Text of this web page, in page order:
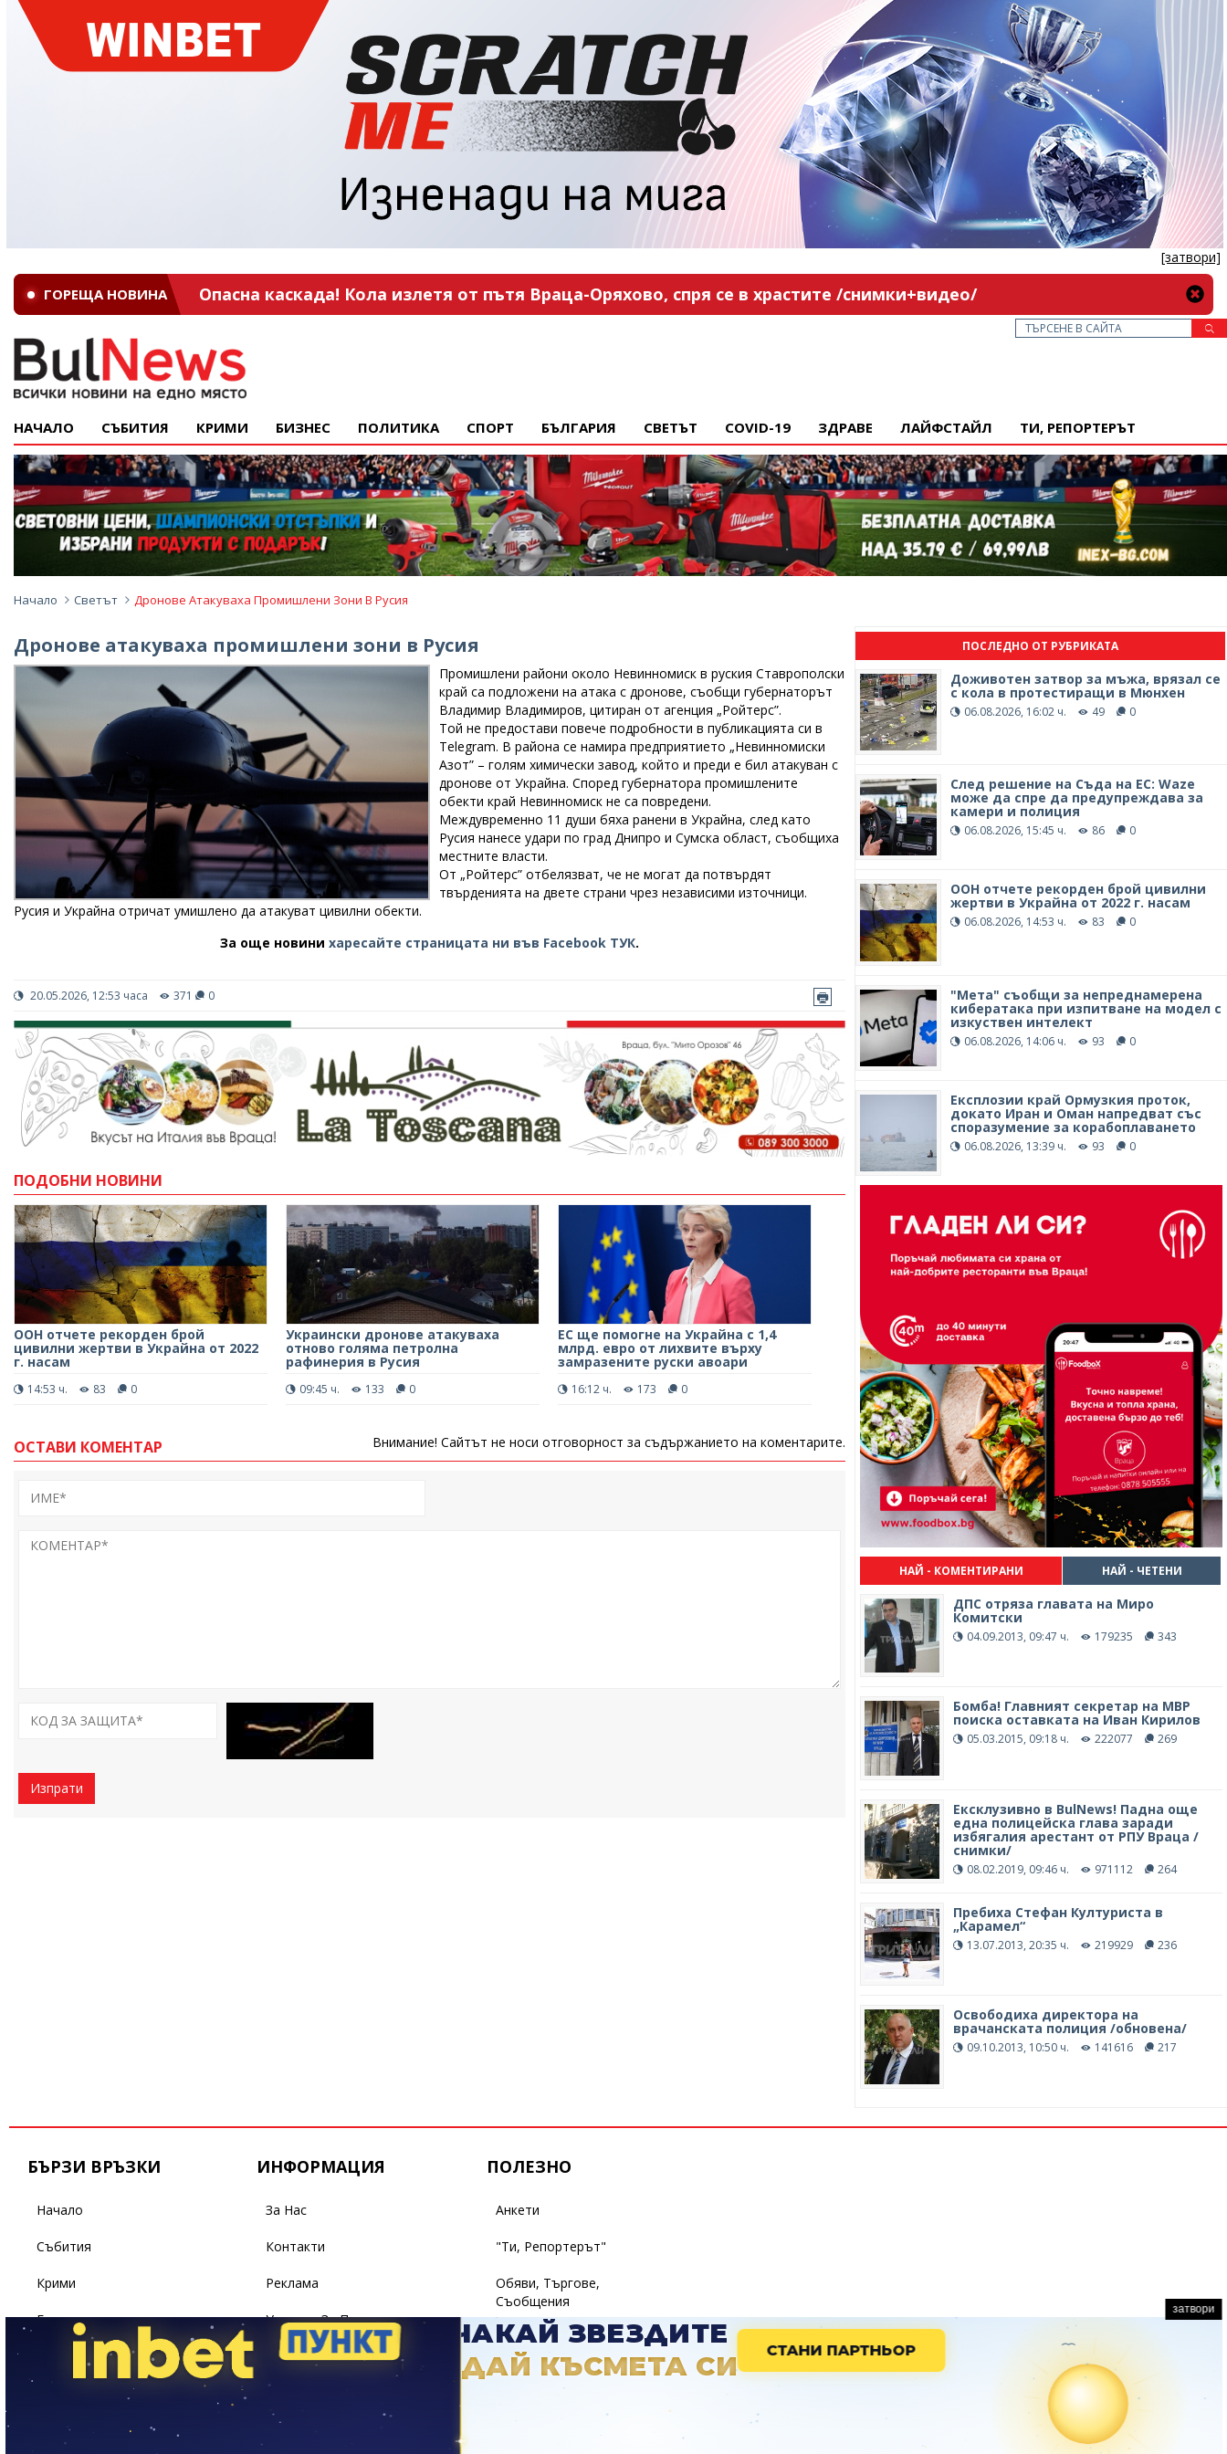
[затвори]
ГОРЕЩА НОВИНА Опасна каскада! Кола излетя от пътя Враца-Оряхово, спря се в храстите /снимки+видео/
НАЧАЛО СЪБИТИЯ КРИМИ БИЗНЕС ПОЛИТИКА СПОРТ БЪЛГАРИЯ СВЕТЪТ COVID-19 ЗДРАВЕ ЛАЙФСТАЙЛ ТИ, РЕПОРТЕРЪТ
Начало Светът Дронове Атакуваха Промишлени Зони В Русия
Дронове атакуваха промишлени зони в Русия
Промишлени райони около Невинномиск в руския Ставрополски
край са подложени на атака с дронове, съобщи губернаторът
Владимир Владимиров, цитиран от агенция „Ройтерс”.
Той не предостави повече подробности в публикацията си в
Telegram. В района се намира предприятието „Невинномиски
Азот” – голям химически завод, който и преди е бил атакуван с
дронове от Украйна. Според губернатора промишлените
обекти край Невинномиск не са повредени.
Междувременно 11 души бяха ранени в Украйна, след като
Русия нанесе удари по град Днипро и Сумска област, съобщиха
местните власти.
От „Ройтерс” отбелязват, че не могат да потвърдят
твърденията на двете страни чрез независими източници.
Русия и Украйна отричат умишлено да атакуват цивилни обекти.
За още новинихаресайте страницата ни във Facebook ТУК.
20.05.2026, 12:53 часа 371 0
ПОДОБНИ НОВИНИ
ООН отчете рекорден брой
цивилни жертви в Украйна от 2022
г. насам
14:53 ч. 83 0
Украински дронове атакуваха
отново голяма петролна
рафинерия в Русия
09:45 ч. 133 0
ЕС ще помогне на Украйна с 1,4
млрд. евро от лихвите върху
замразените руски авоари
16:12 ч. 173 0
ОСТАВИ КОМЕНТАР Внимание! Сайтът не носи отговорност за съдържанието на коментарите.
Изпрати
ПОСЛЕДНО ОТ РУБРИКАТА
Доживотен затвор за мъжа, врязал се
с кола в протестиращи в Мюнхен
06.08.2026, 16:02 ч. 49 0
След решение на Съда на ЕС: Waze
може да спре да предупреждава за
камери и полиция
06.08.2026, 15:45 ч. 86 0
ООН отчете рекорден брой цивилни
жертви в Украйна от 2022 г. насам
06.08.2026, 14:53 ч. 83 0
"Мета" съобщи за непреднамерена
кибератака при изпитване на модел с
изкуствен интелект
06.08.2026, 14:06 ч. 93 0
Експлозии край Ормузкия проток,
докато Иран и Оман напредват със
споразумение за корабоплаването
06.08.2026, 13:39 ч. 93 0
НАЙ - КОМЕНТИРАНИ НАЙ - ЧЕТЕНИ
ДПС отряза главата на Миро
Комитски
04.09.2013, 09:47 ч. 179235 343
Бомба! Главният секретар на МВР
поиска оставката на Иван Кирилов
05.03.2015, 09:18 ч. 222077 269
Ексклузивно в BulNews! Падна още
една полицейска глава заради
избягалия арестант от РПУ Враца /
снимки/
08.02.2019, 09:46 ч. 971112 264
Пребиха Стефан Културиста в
„Карамел“
13.07.2013, 20:35 ч. 219929 236
Освободиха директора на
врачанската полиция /обновена/
09.10.2013, 10:50 ч. 141616 217
БЪРЗИ ВРЪЗКИ
Начало
Събития
Крими
Бизнес
Светът
ИНФОРМАЦИЯ
За Нас
Контакти
Реклама
Условия За Ползване
Поверителност
ПОЛЕЗНО
Анкети
"Ти, Репортерът"
Обяви, Търгове,
Съобщения
затвори